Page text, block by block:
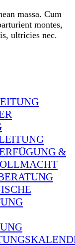
massa. Cum
montes,
ultricies nec.
&
E